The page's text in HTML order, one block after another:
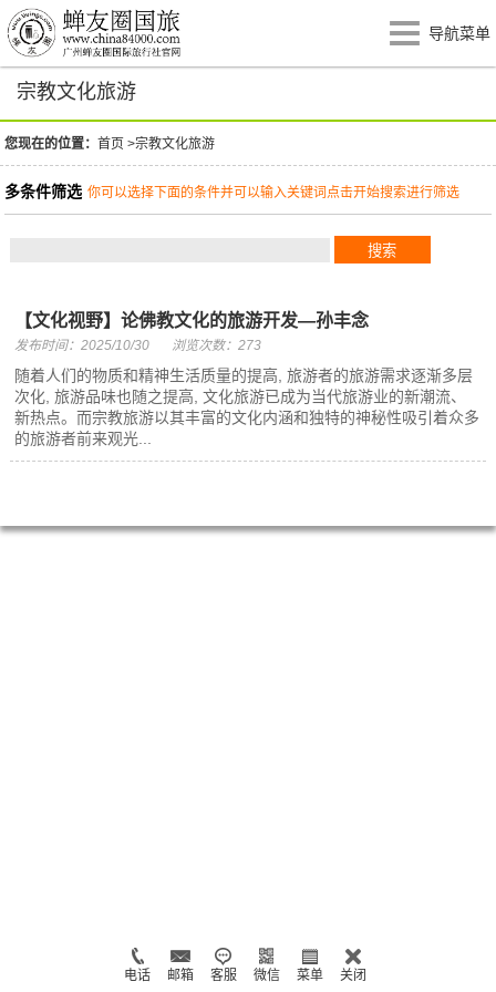
导航菜单
宗教文化旅游
您现在的位置：首页 >宗教文化旅游
多条件筛选 你可以选择下面的条件并可以输入关键词点击开始搜索进行筛选
【文化视野】论佛教文化的旅游开发—孙丰念
发布时间：2025/10/30 浏览次数：273
随着人们的物质和精神生活质量的提高, 旅游者的旅游需求逐渐多层
次化, 旅游品味也随之提高, 文化旅游已成为当代旅游业的新潮流、
新热点。而宗教旅游以其丰富的文化内涵和独特的神秘性吸引着众多
的旅游者前来观光...
电话 邮箱 客服 微信 菜单 关闭